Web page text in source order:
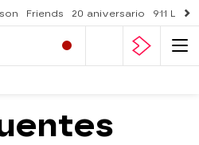
Friends 20 aniversario 911